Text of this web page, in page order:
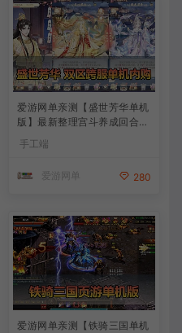
爱游网单亲测【盛世芳华单机
版】最新整理宫斗养成回合抽
一键端视频教学+linux手工外
手工端
爱游网单 280
爱游网单亲测【铁骑三国单机